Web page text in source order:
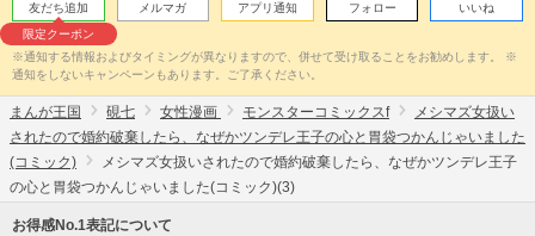
友だち追加
限定クーポン
メルマガ アプリ通知 フォロー いいね
※通知する情報およびタイミングが異なりますので、併せて受け取ることをお勧めします。 ※
通知をしないキャンペーンもあります。ご了承ください。
まんが王国 硯七 女性漫画 モンスターコミックスf
メシマズ女扱い
されたので婚約破棄したら、なぜかツンデレ王子の心と胃袋つかんじゃいました
(コミック)
メシマズ女扱いされたので婚約破棄したら、なぜかツンデレ王子
の心と胃袋つかんじゃいました(コミック)(3)
お得感No.1表記について